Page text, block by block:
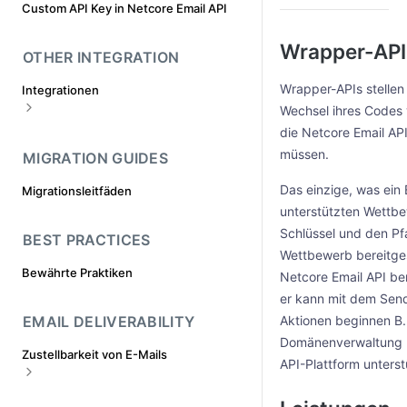
Wie beginne ich mit dem Versenden
Voraussetzungen für das Senden von
Domains
Wie übergibt man eindeutige
Wie werden die Kopfzeilen von
Wie verwendet man Tags in Netcore
integrieren?
Wie kann ich mein SMTP-Passwort
vom Netcore Email API Panel abrufen
Ich erhalte die Fehlermeldung -
oder "Absenderadresse abgelehnt"
Versanddomänen für den E-Mail-
Versand verwenden
Custom API Key in Netcore Email API
OTHER INTEGRATION
Integrationen
Andere App-Integration
MIGRATION GUIDES
Migrationsleitfäden
BEST PRACTICES
Bewährte Praktiken
EMAIL DELIVERABILITY
Zustellbarkeit von E-Mails
Wrapper-
Wrapper-APIs
Wechsel ihres
die Netcore Email
müssen.
Das einzige, was
unterstützten
Schlüssel und den
Wettbewerb
Netcore Email API
er kann mit dem
Aktionen beginnen
API-Plattform